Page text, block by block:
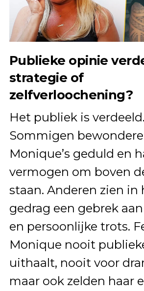
Publieke opinie
strategie of
zelfverloochening?
Het publiek is verdeeld.
Sommigen
Monique’s geduld en
vermogen om boven
staan. Anderen zien in
gedrag een gebrek
en persoonlijke trots.
Monique nooit
uithaalt, nooit voor
maar ook zelden haar